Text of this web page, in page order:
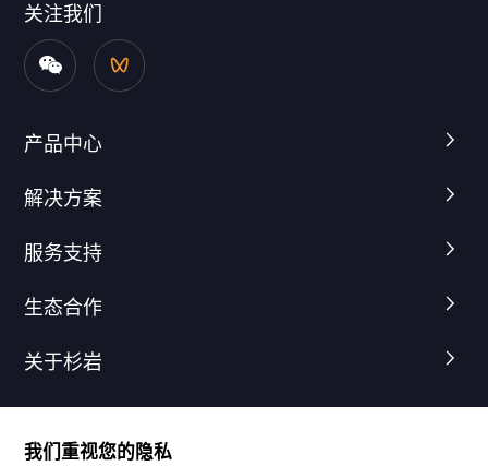
我们重视您的隐私
关注我们
产品中心
解决方案
服务支持
生态合作
关于杉岩